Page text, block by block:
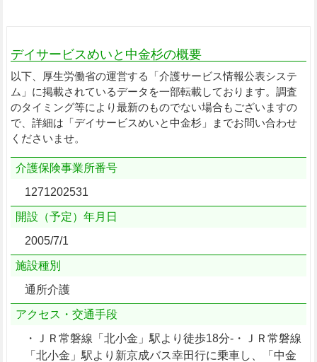
デイサービスめいと中金杉の概要
以下、厚生労働省の運営する「介護サービス情報公表システ
ム」に掲載されているデータを一部転載しております。調査
のタイミング等により最新のものでない場合もございますの
で、詳細は「デイサービスめいと中金杉」までお問い合わせ
くださいませ。
介護保険事業所番号
1271202531
開設（予定）年月日
2005/7/1
施設種別
通所介護
アクセス・交通手段
・ＪＲ常磐線「北小金」駅より徒歩18分-・ＪＲ常磐線
「北小金」駅より新京成バス幸田行に乗車し、「中金